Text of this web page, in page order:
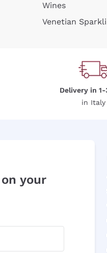
Wines
Venetian
Delivery in 1-
in Italy
on your